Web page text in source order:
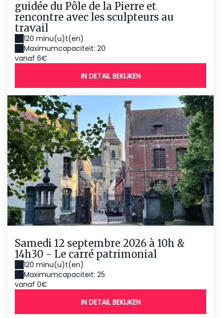
guidée du Pôle de la Pierre et
rencontre avec les sculpteurs au
travail
120 minu(u)t(en)
Maximumcapaciteit: 20
vanaf 6€
IN DETAIL BEKIJKEN
Samedi 12 septembre 2026 à 10h &
14h30 - Le carré patrimonial
120 minu(u)t(en)
Maximumcapaciteit: 25
vanaf 0€
IN DETAIL BEKIJKEN